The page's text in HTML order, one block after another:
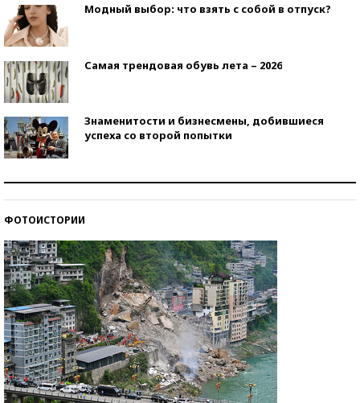
Модный выбор: что взять с собой в отпуск?
Самая трендовая обувь лета – 2026
Знаменитости и бизнесмены, добившиеся
успеха со второй попытки
ФОТОИСТОРИИ